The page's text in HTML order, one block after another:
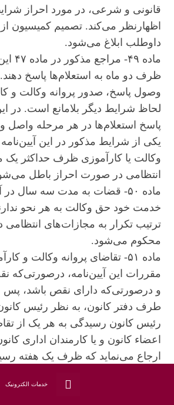
قانونی و شرعی، در مورد احراز
اظهارنظر می‌کند. تصمیم کمیسیون
داوطلب ابلاغ می‌شود.
ظرف دو ماه به استعلام‌ها پاسخ
وصول پاسخ، صدور پروانه وکالت و
لحاظ شرایط دیگر بلامانع است. در
پاسخ استعلام‌ها در هر مرحله واصل
یکی از شرایط مذکور در این آیین‌نامه
وکالت یا کارآموزی ظرف حداکثر یک
انتظامی در صورت احراز باطل
ماده ۵۰- قضات به مدت سه سال
خدمت خود حق وکالت به هر نحو
محکوم می‌شود.
ماده ۵۱- تقاضای پروانه وکالت و
مقررات این آیین‌نامه، درصورتی‌که
و درصورتی‌که دارای نقص باشد، پس
طرف دفتر کانون، به نظر رئیس
رئیس کانون رسیدگی به هر یک از
اعضاء کانون و یا کارمندان اداری
ارجاع می‌نماید که ظرف یک هفته
مزبور در هیئت‌مدیره طرح می‌شود
خدمات الکترونیک